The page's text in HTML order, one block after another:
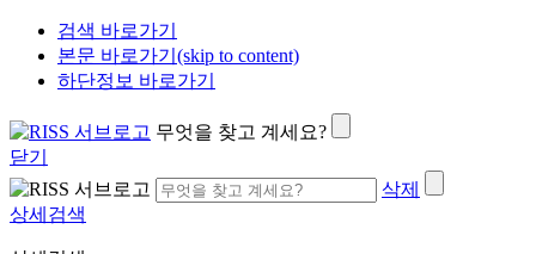
검색 바로가기
본문 바로가기(skip to content)
하단정보 바로가기
무엇을 찾고 계세요?
닫기
삭제
상세검색